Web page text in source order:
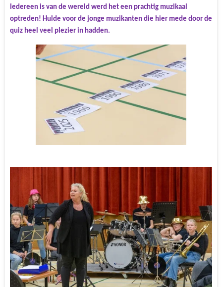
Iedereen is van de wereld werd het een prachtig muzikaal
optreden! Hulde voor de jonge muzikanten die hier mede door de
quiz heel veel plezier in hadden.